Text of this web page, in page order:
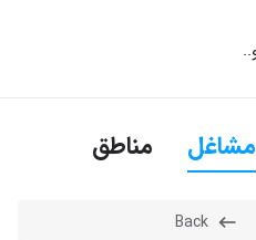
مشاغل مناطق
Back